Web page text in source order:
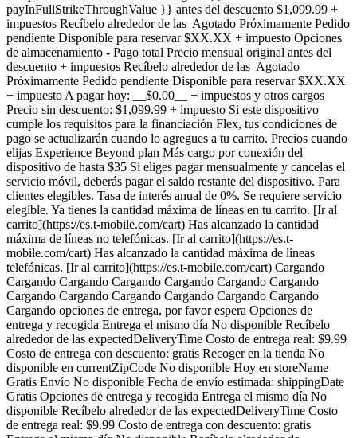
payInFullStrikeThroughValue }} antes del descuento $1,099.99 +
impuestos Recíbelo alrededor de las Agotado Próximamente Pedido
pendiente Disponible para reservar $XX.XX + impuesto Opciones
de almacenamiento - Pago total Precio mensual original antes del
descuento + impuestos Recíbelo alrededor de las Agotado
Próximamente Pedido pendiente Disponible para reservar $XX.XX
+ impuesto A pagar hoy: __$0.00__ + impuestos y otros cargos
Precio sin descuento: $1,099.99 + impuesto Si este dispositivo
cumple los requisitos para la financiación Flex, tus condiciones de
pago se actualizarán cuando lo agregues a tu carrito. Precios cuando
elijas Experience Beyond plan Más cargo por conexión del
dispositivo de hasta $35 Si eliges pagar mensualmente y cancelas el
servicio móvil, deberás pagar el saldo restante del dispositivo. Para
clientes elegibles. Tasa de interés anual de 0%. Se requiere servicio
elegible. Ya tienes la cantidad máxima de líneas en tu carrito. [Ir al
carrito](https://es.t-mobile.com/cart) Has alcanzado la cantidad
máxima de líneas no telefónicas. [Ir al carrito](https://es.t-
mobile.com/cart) Has alcanzado la cantidad máxima de líneas
telefónicas. [Ir al carrito](https://es.t-mobile.com/cart) Cargando
Cargando Cargando Cargando Cargando Cargando Cargando
Cargando Cargando Cargando Cargando Cargando Cargando
Cargando opciones de entrega, por favor espera Opciones de
entrega y recogida Entrega el mismo día No disponible Recíbelo
alrededor de las expectedDeliveryTime Costo de entrega real: $9.99
Costo de entrega con descuento: gratis Recoger en la tienda No
disponible en currentZipCode No disponible Hoy en storeName
Gratis Envío No disponible Fecha de envío estimada: shippingDate
Gratis Opciones de entrega y recogida Entrega el mismo día No
disponible Recíbelo alrededor de las expectedDeliveryTime Costo
de entrega real: $9.99 Costo de entrega con descuento: gratis